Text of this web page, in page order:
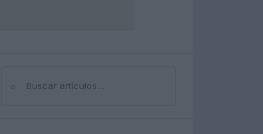
⌕Buscar